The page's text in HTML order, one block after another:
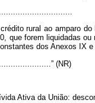
rural ao amparo
que forem liquidadas
dos Anexos IX
(NR)
Ativa da União: